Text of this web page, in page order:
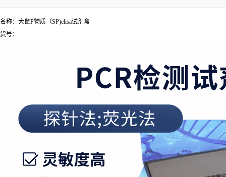
名称：大鼠P物质（SP)elisa试剂盒
货号：